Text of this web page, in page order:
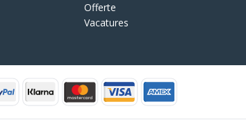
Offerte
Vacatures